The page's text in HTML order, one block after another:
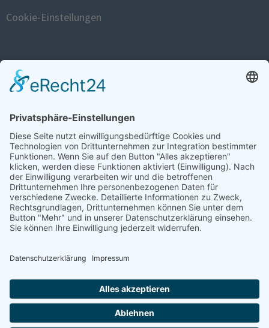
Cookie-Einstellungen
FISTULA WEBSITE
www.fistula.de
SOCIAL
Zum Spendenformular